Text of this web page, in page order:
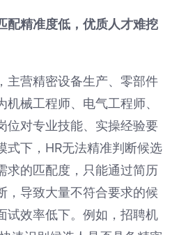
配精准度低，优质人才难挖
主营精密设备生产、零部件
械工程师、电气工程师、
位对专业技能、实操经验要
式下，HR无法精准判断候选
求的匹配度，只能通过简历
，导致大量不符合要求的候
试效率低下。例如，招聘机